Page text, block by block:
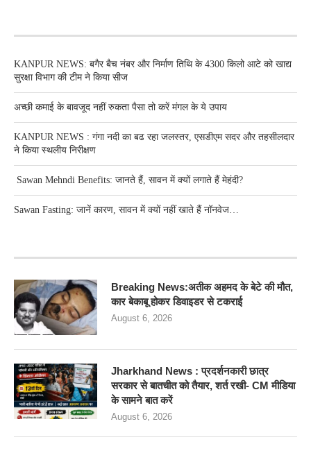
KANPUR NEWS: बगैर बैच नंबर और निर्माण तिथि के 4300 किलो आटे को खाद्य
सुरक्षा विभाग की टीम ने किया सीज
अच्छी कमाई के बावजूद नहीं रुकता पैसा तो करें मंगल के ये उपाय
KANPUR NEWS : गंगा नदी का बढ रहा जलस्तर, एसडीएम सदर और तहसीलदार
ने किया स्थलीय निरीक्षण
Sawan Mehndi Benefits: जानते हैं, सावन में क्यों लगाते हैं मेहंदी?
Sawan Fasting: जानें कारण, सावन में क्यों नहीं खाते हैं नॉनवेज…
Breaking News:अतीक अहमद के बेटे की मौत,
कार बेकाबू होकर डिवाइडर से टकराई
August 6, 2026
Jharkhand News : प्रदर्शनकारी छात्र
सरकार से बातचीत को तैयार, शर्त रखी- CM मीडिया
के सामने बात करें
August 6, 2026